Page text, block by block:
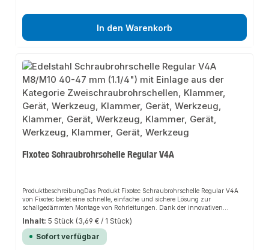
In den Warenkorb
Fixotec Schraubrohrschelle Regular V4A
ProduktbeschreibungDas Produkt Fixotec Schraubrohrschelle Regular V4A
von Fixotec bietet eine schnelle, einfache und sichere Lösung zur
schallgedämmten Montage von Rohrleitungen. Dank der innovativen
Schalldämmeinlage sorgt es für perfekten Halt und passt sich flexibel an
verschiedene Anwendungsbereiche an. Das robuste Design und die einfache
Montage machen dieses Produkt zu einer zuverlässigen Wahl für jede
Installation.EigenschaftenStabile Rohrschelle mit zwei SchraubenEinfach an
Inhalt:5 Stück (3,69 € / 1 Stück)
Sofort verfügbar